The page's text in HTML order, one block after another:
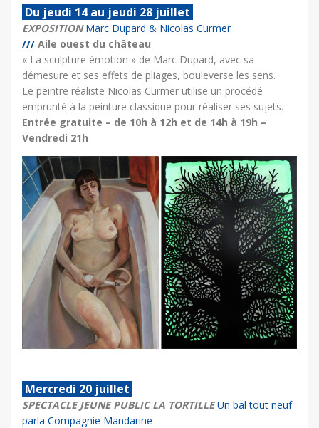
Du jeudi 14 au jeudi 28 juillet
EXPOSITION Marc Dupard & Nicolas Curmer
/// Aile ouest du château
« La sculpture émotion » de Marc Dupard, avec sa
démesure et ses effets de pliages, bouleverse les sens.
Le peintre réaliste Nicolas Curmer utilise un procédé
emprunté à la peinture classique pour réaliser ses sujets.
Entrée gratuite – de 10h à 12h et de 14h à 19h –
Vendredi 21h
Mercredi 20 juillet
SPECTACLE JEUNE PUBLIC LA TORTILLE Un bal tout neuf
parla Compagnie Mandarine